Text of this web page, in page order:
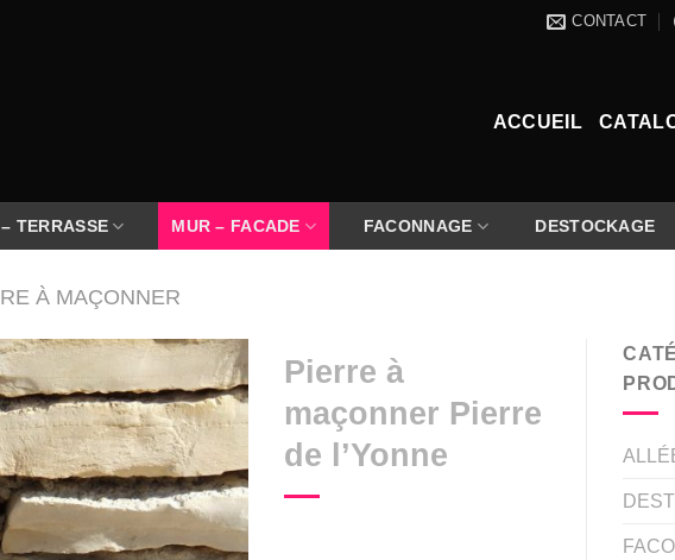
CONTACT
ACCUEIL
TERRASSE MUR – FACADE FACONNAGE DESTOCKAGE
À MAÇONNER
Pierre à
maçonner Pierre
de l’Yonne